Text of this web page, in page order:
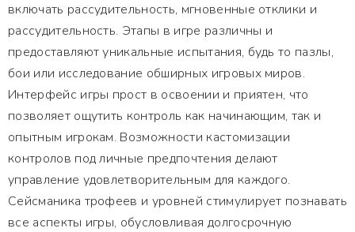
включать рассудительность, мгновенные отклики и
рассудительность. Этапы в игре различны и
предоставляют уникальные испытания, будь то пазлы,
бои или исследование обширных игровых миров.
Интерфейс игры прост в освоении и приятен, что
позволяет ощутить контроль как начинающим, так и
опытным игрокам. Возможности кастомизации
контролов под личные предпочтения делают
управление удовлетворительным для каждого.
Сейсманика трофеев и уровней стимулирует познавать
все аспекты игры, обусловливая долгосрочную